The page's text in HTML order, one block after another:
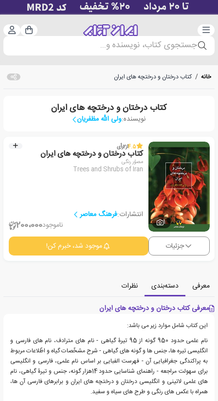
دسته‌بندی سبد
جستجوی کتاب، نویسنده و...
خانه / کتاب درختان و درختچه های ایران
کتاب درختان و درختچه های ایران
نویسنده:ولی الله مظفریان
1
4.5از2رأی
کتاب درختان و درختچه های ایران
مصوّر رنگی
Trees and Shrubs of Iran
انتشارات:فرهنگ معاصر
ناموجود200،000
جزئیات موجود شد، خبرم کن!
معرفی دسته‌بندی
نظرات
معرفی کتاب درختان و درختچه های ایران
این کتاب شامل موارد زیر می باشد:
نام علمی حدود 950 گونه از 95 تیرۀ گیاهی - نام های مترادف، نام های فارسی و
انگلیسی تیره ها، جنس ها و گونه های گیاهی - شرح مشخّصات گیاه و اطّلاعات مربوط
به پراکندگی جغرافیایی آن - فهرست الفبایی بر اساس نام علمی، فارسی و انگلیسی
برای سهولت مراجعه - راهنمای شناسایی حدود 14هزار گونه، جنس و تیرۀ گیاهی، نام
های علمی لاتینی و انگلیسی درختان و درختچه های ایران و برابرهای فارسی آن ها،
همراه با عکس های رنگی و طرح های سیاه و سفید.